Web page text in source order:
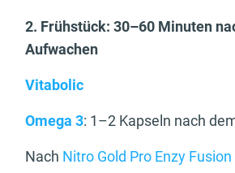
2. Frühstück: 30–60 Minuten
Aufwachen
Vitabolic
Omega 3: 1–2 Kapseln nach
Nach Nitro Gold Pro Enzy Fusion